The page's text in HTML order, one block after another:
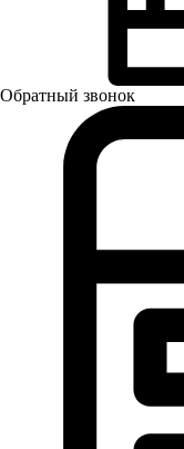
Обратный звонок